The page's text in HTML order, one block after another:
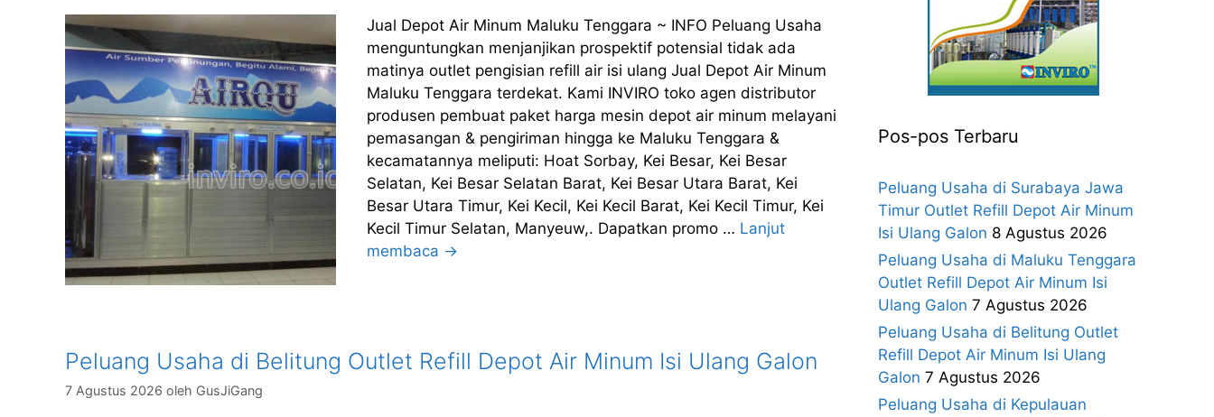
Jual Depot Air Minum Maluku Tenggara ~ INFO Peluang Usaha
menguntungkan menjanjikan prospektif potensial tidak ada
matinya outlet pengisian refill air isi ulang Jual Depot Air Minum
Maluku Tenggara terdekat. Kami INVIRO toko agen distributor
produsen pembuat paket harga mesin depot air minum melayani
pemasangan & pengiriman hingga ke Maluku Tenggara &
kecamatannya meliputi: Hoat Sorbay, Kei Besar, Kei Besar
Selatan, Kei Besar Selatan Barat, Kei Besar Utara Barat, Kei
Besar Utara Timur, Kei Kecil, Kei Kecil Barat, Kei Kecil Timur, Kei
Kecil Timur Selatan, Manyeuw,. Dapatkan promo … Lanjut
membaca →
Peluang Usaha di Belitung Outlet Refill Depot Air Minum Isi Ulang Galon
7 Agustus 2026 oleh GusJiGang
Pos-pos Terbaru
Peluang Usaha di Surabaya Jawa
Timur Outlet Refill Depot Air Minum
Isi Ulang Galon 8 Agustus 2026
Peluang Usaha di Maluku Tenggara
Outlet Refill Depot Air Minum Isi
Ulang Galon 7 Agustus 2026
Peluang Usaha di Belitung Outlet
Refill Depot Air Minum Isi Ulang
Galon 7 Agustus 2026
Peluang Usaha di Kepulauan